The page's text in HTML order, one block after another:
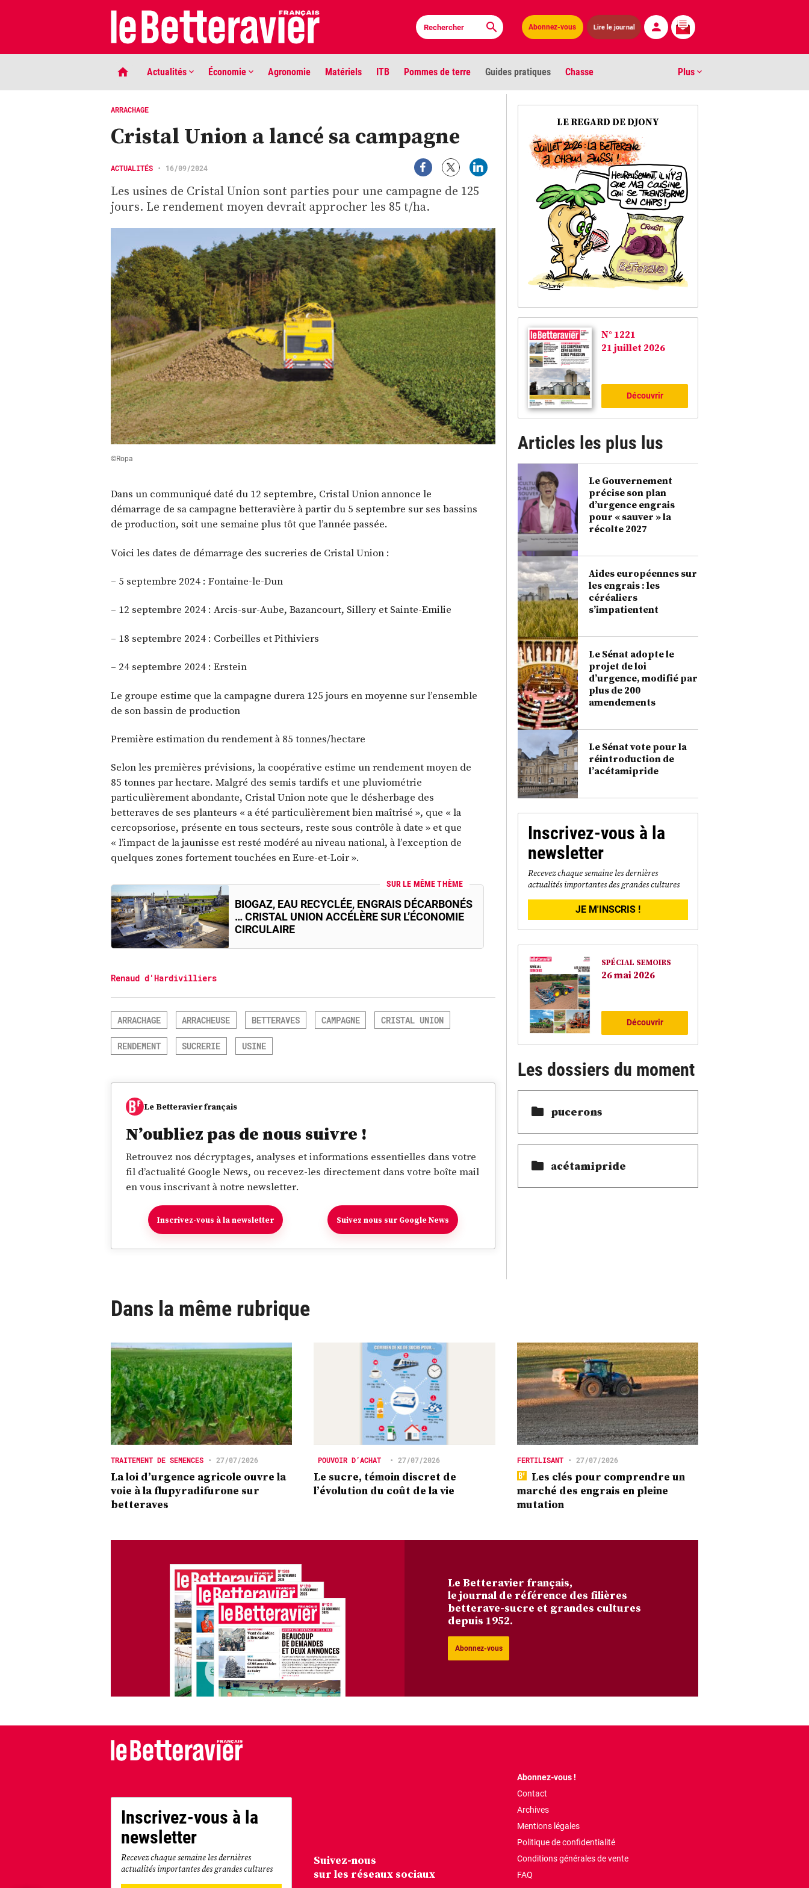
Abonnez-vous Lire le journal
Actualités Économie Agronomie Matériels ITB Pommes de terre Guides pratiques Chasse Plus
LIGNE DE MIRE
Phaco quand tu nous tiens …
LIGNE DE MIRE
Les louvetiers devant le Parlement
PLUS
Anciens numéros
Biocarburants
Environnement
Vidéos
Contact
ARRACHAGE
Cristal Union a lancé sa campagne
ACTUALITÉS • 16/09/2024
Les usines de Cristal Union sont parties pour une campagne de 125
jours. Le rendement moyen devrait approcher les 85 t/ha.
©Ropa
Dans un communiqué daté du 12 septembre, Cristal Union annonce le
démarrage de sa campagne betteravière à partir du 5 septembre sur ses bassins
de production, soit une semaine plus tôt que l’année passée.
Voici les dates de démarrage des sucreries de Cristal Union :
– 5 septembre 2024 : Fontaine-le-Dun
– 12 septembre 2024 : Arcis-sur-Aube, Bazancourt, Sillery et Sainte-Emilie
– 18 septembre 2024 : Corbeilles et Pithiviers
– 24 septembre 2024 : Erstein
Le groupe estime que la campagne durera 125 jours en moyenne sur l’ensemble
de son bassin de production
Première estimation du rendement à 85 tonnes/hectare
Selon les premières prévisions, la coopérative estime un rendement moyen de
85 tonnes par hectare. Malgré des semis tardifs et une pluviométrie
particulièrement abondante, Cristal Union note que le désherbage des
betteraves de ses planteurs « a été particulièrement bien maîtrisé », que « la
cercopsoriose, présente en tous secteurs, reste sous contrôle à date » et que
« l’impact de la jaunisse est resté modéré au niveau national, à l’exception de
quelques zones fortement touchées en Eure-et-Loir ».
SUR LE MÊME THÈME
BIOGAZ, EAU RECYCLÉE, ENGRAIS DÉCARBONÉS
… CRISTAL UNION ACCÉLÈRE SUR L’ÉCONOMIE
CIRCULAIRE
Renaud d'Hardivilliers
ARRACHAGE ARRACHEUSE BETTERAVES CAMPAGNE CRISTAL UNION
RENDEMENT SUCRERIE USINE
Le Betteravier français
N’oubliez pas de nous suivre !
Retrouvez nos décryptages, analyses et informations essentielles dans votre
fil d’actualité Google News, ou recevez-les directement dans votre boîte mail
en vous inscrivant à notre newsletter.
Inscrivez-vous à la newsletter Suivez nous sur Google News
LE REGARD DE DJONY
N° 1221
21 juillet 2026
Découvrir
Articles les plus lus
Le Gouvernement
précise son plan
d’urgence engrais
pour « sauver » la
récolte 2027
Aides européennes sur
les engrais : les
céréaliers
s’impatientent
Le Sénat adopte le
projet de loi
d’urgence, modifié par
plus de 200
amendements
Le Sénat vote pour la
réintroduction de
l’acétamipride
Inscrivez-vous à la
newsletter
Recevez chaque semaine les dernières
actualités importantes des grandes cultures
JE M'INSCRIS !
SPÉCIAL SEMOIRS
26 mai 2026
Découvrir
Les dossiers du moment
pucerons
acétamipride
Dans la même rubrique
TRAITEMENT DE SEMENCES • 27/07/2026
La loi d’urgence agricole ouvre la
voie à la flupyradifurone sur
betteraves
POUVOIR D’ACHAT • 27/07/2026
Le sucre, témoin discret de
l’évolution du coût de la vie
FERTILISANT • 27/07/2026
Les clés pour comprendre un
marché des engrais en pleine
mutation
Le Betteravier français,
le journal de référence des filières
betterave-sucre et grandes cultures
depuis 1952.
Abonnez-vous
Inscrivez-vous à la
newsletter
Recevez chaque semaine les dernières
actualités importantes des grandes cultures
Suivez-nous
sur les réseaux sociaux
Abonnez-vous !
Contact
Archives
Mentions légales
Politique de confidentialité
Conditions générales de vente
FAQ